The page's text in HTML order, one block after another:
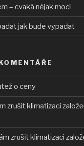
– cvaká nějak moc!
jak bude vypadat
o ceny
zrušit klimatizaci
zrušit klimatizaci